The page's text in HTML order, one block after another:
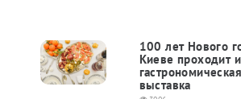
100 лет Нового
Киеве проходит
гастрономическая
выставка